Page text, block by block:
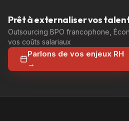
Prêt à externaliser vos
Outsourcing BPO francophone,
vos coûts salariaux
Parlons de vos enjeux RH
→